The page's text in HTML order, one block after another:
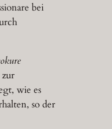
bei
wie es
so der